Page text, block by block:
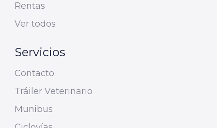
Rentas
Ver todos
Servicios
Contacto
Tráiler Veterinario
Munibus